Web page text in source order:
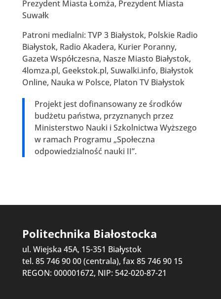
Prezydent Miasta Łomża, Prezydent Miasta
Suwałk
Patroni medialni: TVP 3 Białystok, Polskie Radio
Białystok, Radio Akadera, Kurier Poranny,
Gazeta Współczesna, Nasze Miasto Białystok,
4lomza.pl, Geekstok.pl, Suwalki.info, Białystok
Online, Nauka w Polsce, Platon TV Białystok
Projekt jest dofinansowany ze środków
budżetu państwa, przyznanych przez
Ministerstwo Nauki i Szkolnictwa Wyższego
w ramach Programu „Społeczna
odpowiedzialność nauki II”.
Politechnika Białostocka
ul. Wiejska 45A, 15-351 Białystok
tel. 85 746 90 00 (centrala), fax 85 746 90 15
REGON: 000001672, NIP: 542-020-87-21